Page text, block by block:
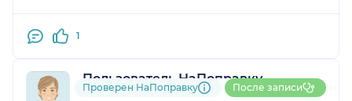
1
Пользователь НаПоправку
1 отзыв
Проверен НаПоправку После записи